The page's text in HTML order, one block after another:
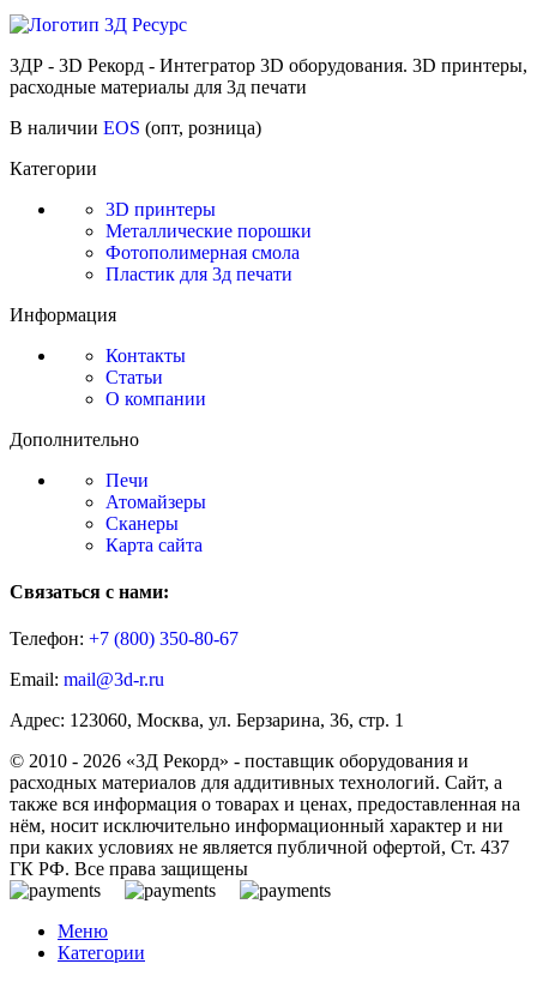
3ДР - 3D Рекорд - Интегратор 3D оборудования. 3D принтеры,
расходные материалы для 3д печати
В наличии EOS (опт, розница)
Категории
3D принтеры
Металлические порошки
Фотополимерная смола
Пластик для 3д печати
Информация
Контакты
Статьи
О компании
Дополнительно
Печи
Атомайзеры
Сканеры
Карта сайта
Связаться с нами:
Телефон: +7 (800) 350-80-67
Email: mail@3d-r.ru
Адрес: 123060, Москва, ул. Берзарина, 36, стр. 1
© 2010 - 2026 «3Д Рекорд» - поставщик оборудования и
расходных материалов для аддитивных технологий. Сайт, а
также вся информация о товарах и ценах, предоставленная на
нём, носит исключительно информационный характер и ни
при каких условиях не является публичной офертой, Ст. 437
ГК РФ. Все права защищены
Меню
Категории